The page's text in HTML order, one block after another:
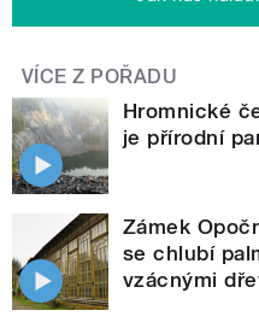
VÍCE Z POŘADU
Hromnické
je přírodní
Zámek
se chlubí
vzácnými